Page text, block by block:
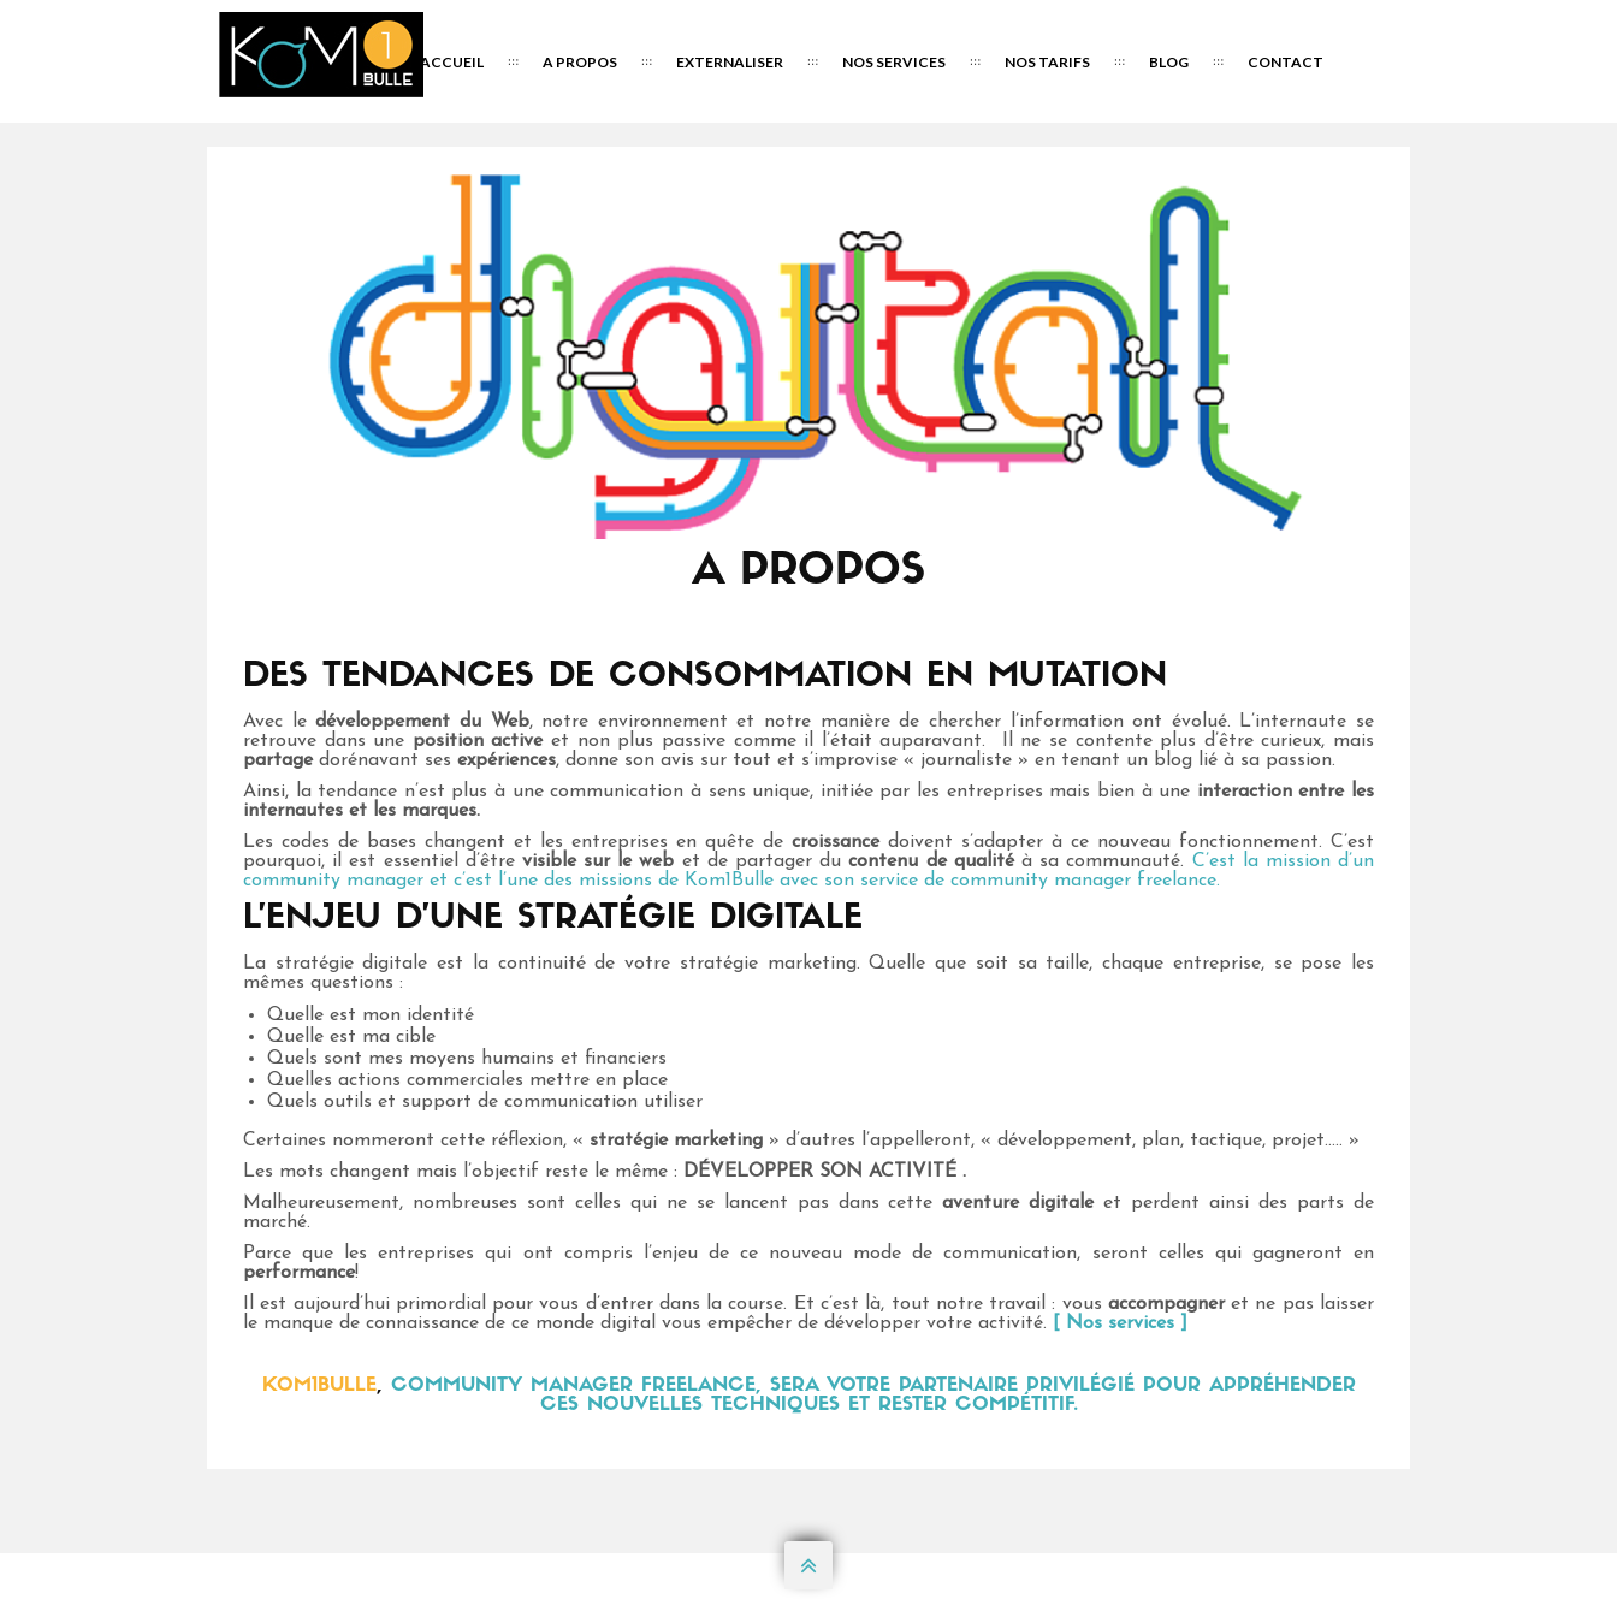
ACCUEIL A PROPOS EXTERNALISER NOS SERVICES NOS TARIFS BLOG CONTACT
A PROPOS
DES TENDANCES DE CONSOMMATION EN MUTATION
Avec ledéveloppement du Web, notre environnement et notre manière de chercher l’information ont évolué. L’internaute se
retrouve dans une position activeet non plus passive comme il l’était auparavant. Il ne se contente plus d’être curieux, mais
partagedorénavant ses expériences, donne son avis sur tout et s’improvise « journaliste » en tenant un blog lié à sa passion.
Ainsi, la tendance n’est plus à une communication à sens unique, initiée par les entreprises mais bien à une interaction entre les
internautes et les marques.
Les codes de bases changent et les entreprises en quête de croissancedoivent s’adapter à ce nouveau fonctionnement. C’est
pourquoi, il est essentiel d’être visible sur le web et de partager ducontenu de qualitéà sa communauté. C’est la mission d’un
community manager et c’est l’une des missions de Kom1Bulle avec son service de community manager freelance.
L’ENJEU D’UNE STRATÉGIE DIGITALE
La stratégie digitale est la continuité de votre stratégie marketing. Quelle que soit sa taille, chaque entreprise, se pose les
mêmes questions :
Quelle est mon identité
Quelle est ma cible
Quels sont mes moyens humains et financiers
Quelles actions commerciales mettre en place
Quels outils et support de communication utiliser
Certaines nommeront cette réflexion, « stratégie marketing » d’autres l’appelleront, « développement, plan, tactique, projet….. »
Les mots changent mais l’objectif reste le même : DÉVELOPPER SON ACTIVITÉ .
Malheureusement, nombreuses sont celles qui ne se lancent pas dans cetteaventure digitaleet perdent ainsi des parts de
marché.
Parce que les entreprises qui ont compris l’enjeu de ce nouveau mode de communication, seront celles qui gagneront en
performance!
Il est aujourd’hui primordial pour vous d’entrer dans la course. Et c’est là, tout notre travail : vous accompagneret ne pas laisser
le manque de connaissance de ce monde digital vous empêcher de développer votre activité. [ Nos services ]
KOM1BULLE, COMMUNITY MANAGER FREELANCE, SERA VOTRE PARTENAIRE PRIVILÉGIÉ POUR APPRÉHENDER
CES NOUVELLES TECHNIQUES ET RESTER COMPÉTITIF.
